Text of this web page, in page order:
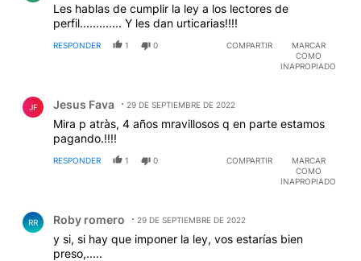
Les hablas de cumplir la ley a los lectores de
perfil............. Y les dan urticarias!!!!
RESPONDER 1 0 COMPARTIR
MARCAR
COMO
INAPROPIADO
JF Jesus Fava 29 DE SEPTIEMBRE DE 2022
Mira p atràs, 4 años mravillosos q en parte estamos
pagando.!!!!
RESPONDER 1 0 COMPARTIR
MARCAR
COMO
INAPROPIADO
RR Roby romero 29 DE SEPTIEMBRE DE 2022
y si, si hay que imponer la ley, vos estarías bien
preso,.....